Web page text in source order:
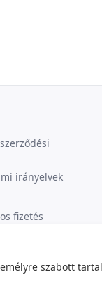
irányelvek
fizetés
szabott